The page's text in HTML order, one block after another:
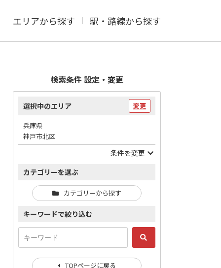
エリアから探す 駅・路線から探す
検索条件 設定・変更
選択中のエリア 変更
兵庫県
神戸市北区
条件を変更
カテゴリーを選ぶ
カテゴリーから探す
キーワードで絞り込む
TOPページに戻る